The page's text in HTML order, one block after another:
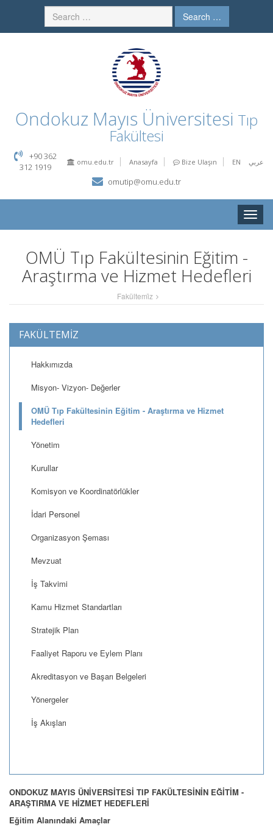
Search …
Ondokuz Mayıs Üniversitesi Tıp
Fakültesi
omu.edu.tr Anasayfa Bize Ulaşın EN عربي
+90 362
312 1919
omutip@omu.edu.tr
Toggle
OMÜ Tıp Fakültesinin Eğitim -
Araştırma ve Hizmet Hedefleri
Fakültemi̇z
FAKÜLTEMİZ
Hakkımızda
Misyon- Vizyon- Değerler
OMÜ Tıp Fakültesinin Eğitim - Araştırma ve Hizmet
Hedefleri
Yönetim
Kurullar
Komisyon ve Koordinatörlükler
İdari Personel
Organizasyon Şeması
Mevzuat
İş Takvimi
Kamu Hizmet Standartları
Stratejik Plan
Faaliyet Raporu ve Eylem Planı
Akreditasyon ve Başarı Belgeleri
Yönergeler
İş Akışları
ONDOKUZ MAYIS ÜNİVERSİTESİ TIP FAKÜLTESİNİN EĞİTİM -
ARAŞTIRMA VE HİZMET HEDEFLERİ
Eğitim Alanındaki Amaçlar